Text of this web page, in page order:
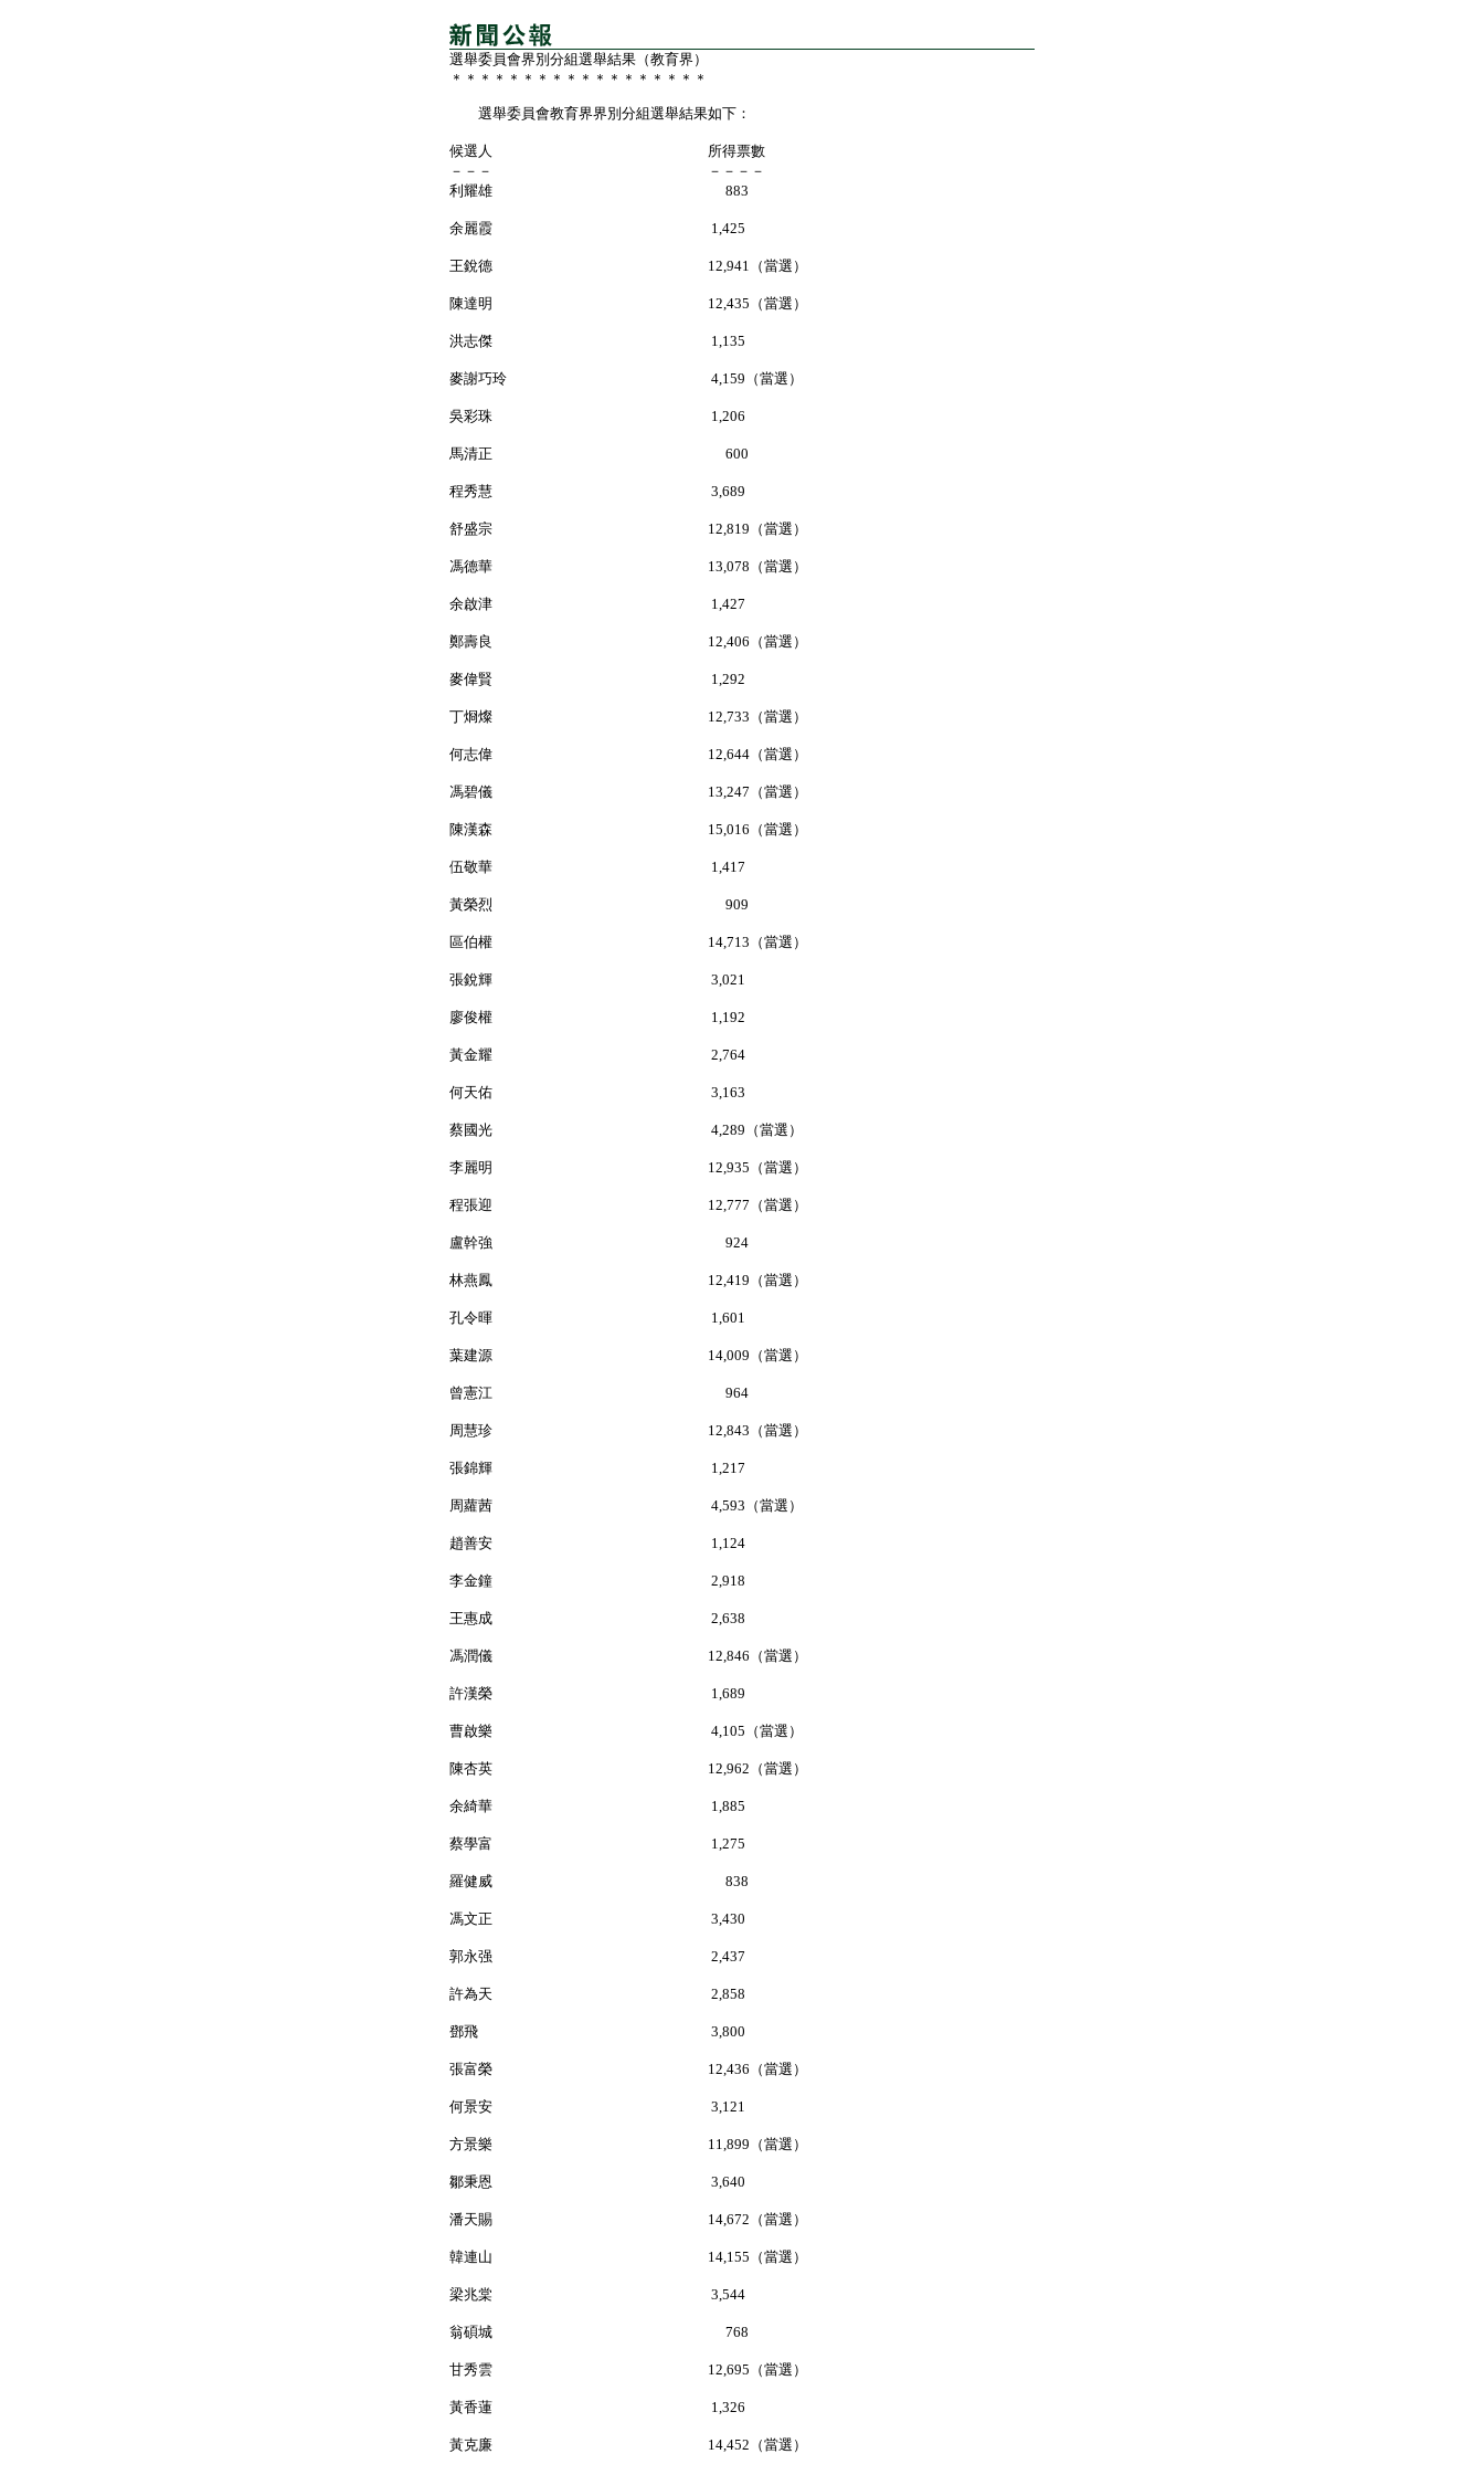
選舉委員會界別分組選舉結果（教育界）
＊＊＊＊＊＊＊＊＊＊＊＊＊＊＊＊＊＊
選舉委員會教育界界別分組選舉結果如下：
候選人 所得票數
－－－ －－－－
利耀雄 883
余麗霞 1,425
王銳德 12,941（當選）
陳達明 12,435（當選）
洪志傑 1,135
麥謝巧玲 4,159（當選）
吳彩珠 1,206
馬清正 600
程秀慧 3,689
舒盛宗 12,819（當選）
馮德華 13,078（當選）
余啟津 1,427
鄭壽良 12,406（當選）
麥偉賢 1,292
丁烱燦 12,733（當選）
何志偉 12,644（當選）
馮碧儀 13,247（當選）
陳漢森 15,016（當選）
伍敬華 1,417
黃榮烈 909
區伯權 14,713（當選）
張銳輝 3,021
廖俊權 1,192
黃金耀 2,764
何天佑 3,163
蔡國光 4,289（當選）
李麗明 12,935（當選）
程張迎 12,777（當選）
盧幹強 924
林燕鳳 12,419（當選）
孔令暉 1,601
葉建源 14,009（當選）
曾憲江 964
周慧珍 12,843（當選）
張錦輝 1,217
周蘿茜 4,593（當選）
趙善安 1,124
李金鐘 2,918
王惠成 2,638
馮潤儀 12,846（當選）
許漢榮 1,689
曹啟樂 4,105（當選）
陳杏英 12,962（當選）
余綺華 1,885
蔡學富 1,275
羅健威 838
馮文正 3,430
郭永强 2,437
許為天 2,858
鄧飛 3,800
張富榮 12,436（當選）
何景安 3,121
方景樂 11,899（當選）
鄒秉恩 3,640
潘天賜 14,672（當選）
韓連山 14,155（當選）
梁兆棠 3,544
翁碩城 768
甘秀雲 12,695（當選）
黃香蓮 1,326
黃克廉 14,452（當選）